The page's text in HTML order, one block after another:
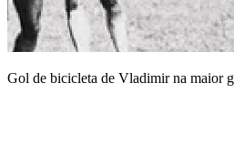
Gol de bicicleta de Vladimir na maior